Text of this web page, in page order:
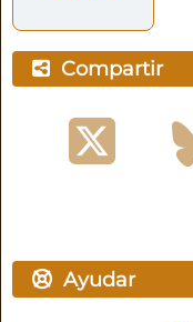
Compartir
Ayudar